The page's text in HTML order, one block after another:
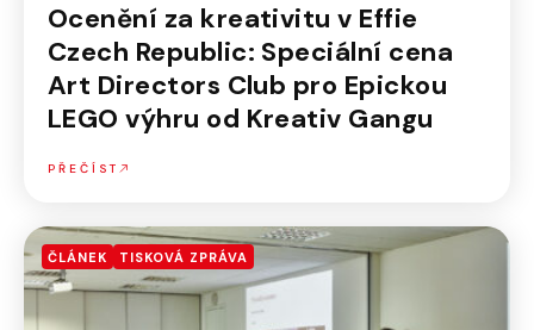
Ocenění za kreativitu v Effie
Czech Republic: Speciální cena
Art Directors Club pro Epickou
LEGO výhru od Kreativ Gangu
PŘEČÍST
ČLÁNEK TISKOVÁ ZPRÁVA